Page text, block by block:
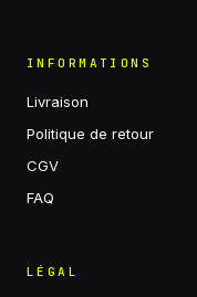
INFORMATIONS
Livraison
Politique de retour
CGV
FAQ
LÉGAL